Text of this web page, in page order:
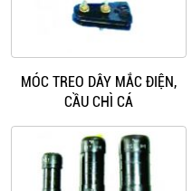
MÓC TREO DÂY MẮC ĐIỆN,
CẦU CHÌ CÁ